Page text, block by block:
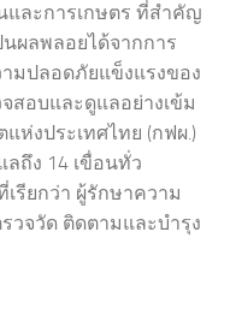
และการเกษตร ที่สำคัญ
ผลพลอยได้จากการ
มปลอดภัยแข็งแรงของ
สอบและดูแลอย่างเข้ม
ห่งประเทศไทย (กฟผ.)
ถึง 14 เขื่อนทั่ว
รียกว่า ผู้รักษาความ
วจวัด ติดตามและบำรุง